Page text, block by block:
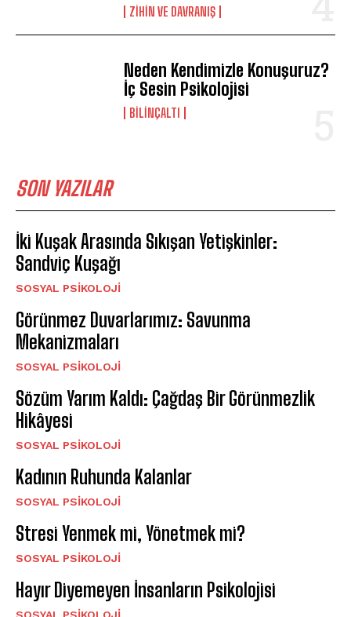
⁠ZIHIN VE DAVRANIŞ
Neden Kendimizle Konuşuruz?
İç Sesin Psikolojisi
BILINÇALTI
SON YAZILAR
İki Kuşak Arasında Sıkışan Yetişkinler:
Sandviç Kuşağı
SOSYAL PSIKOLOJI
Görünmez Duvarlarımız: Savunma
Mekanizmaları
SOSYAL PSIKOLOJI
Sözüm Yarım Kaldı: Çağdaş Bir Görünmezlik
Hikâyesi
SOSYAL PSIKOLOJI
Kadının Ruhunda Kalanlar
SOSYAL PSIKOLOJI
Stresi Yenmek mi, Yönetmek mi?
SOSYAL PSIKOLOJI
Hayır Diyemeyen İnsanların Psikolojisi